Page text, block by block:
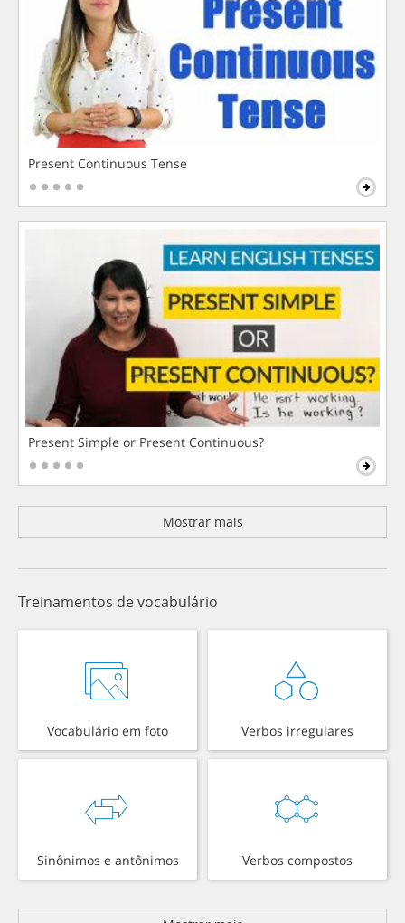
Present Continuous Tense
Present Simple or Present Continuous?
Mostrar mais
Treinamentos de vocabulário
Vocabulário em foto Verbos irregulares
Sinônimos e antônimos Verbos compostos